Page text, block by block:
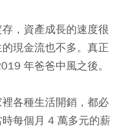
，資產成長的速度很
現金流也不多。真正
年爸爸中風之後。
各種生活開銷，都必
每個月 4 萬多元的薪